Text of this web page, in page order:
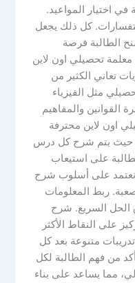
اختيار المواعيد.
كل ذلك يجعل
الطالبة فرصة
معلمة تحصيلي اون لاين
تعاني الكثير من
مثل الفيزياء
القوانين والمفاهيم
اون لاين محترفة
حيث يتم شرح كل درس
على استيعاب
نعتمد على أسلوب شرح
ربط المعلومات
الحل السريع. شرح
على النقاط الأكثر
متنوعة بعد كل
من فهم الطالبة لكل
مما يساعد على بناء